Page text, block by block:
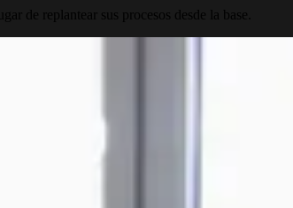
de replantear sus procesos desde la base.